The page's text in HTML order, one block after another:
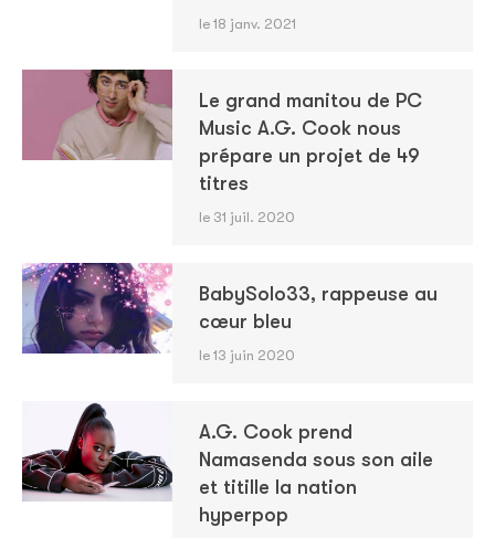
le 18 janv. 2021
Le grand manitou de PC
Music A.G. Cook nous
prépare un projet de 49
titres
le 31 juil. 2020
BabySolo33, rappeuse au
cœur bleu
le 13 juin 2020
A.G. Cook prend
Namasenda sous son aile
et titille la nation
hyperpop